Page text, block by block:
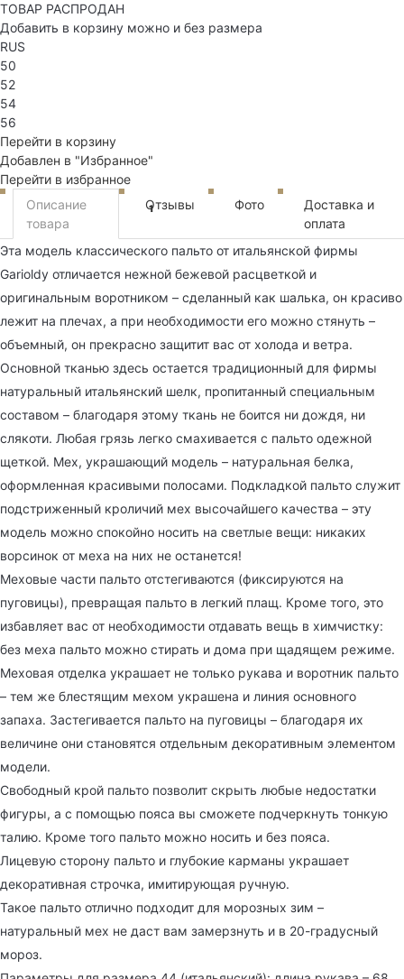
ТОВАР РАСПРОДАН
Добавить в корзину можно и без размера
RUS
50
52
54
56
Перейти в корзину
Добавлен в "Избранное"
Перейти в избранное
Описание
товара
Отзывы
1 Фото
Доставка и
оплата
Эта модель классического пальто от итальянской фирмы
Garioldy отличается нежной бежевой расцветкой и
оригинальным воротником – сделанный как шалька, он красиво
лежит на плечах, а при необходимости его можно стянуть –
объемный, он прекрасно защитит вас от холода и ветра.
Основной тканью здесь остается традиционный для фирмы
натуральный итальянский шелк, пропитанный специальным
составом – благодаря этому ткань не боится ни дождя, ни
слякоти. Любая грязь легко смахивается с пальто одежной
щеткой. Мех, украшающий модель – натуральная белка,
оформленная красивыми полосами. Подкладкой пальто служит
подстриженный кроличий мех высочайшего качества – эту
модель можно спокойно носить на светлые вещи: никаких
ворсинок от меха на них не останется!
Меховые части пальто отстегиваются (фиксируются на
пуговицы), превращая пальто в легкий плащ. Кроме того, это
избавляет вас от необходимости отдавать вещь в химчистку:
без меха пальто можно стирать и дома при щадящем режиме.
Меховая отделка украшает не только рукава и воротник пальто
– тем же блестящим мехом украшена и линия основного
запаха. Застегивается пальто на пуговицы – благодаря их
величине они становятся отдельным декоративным элементом
модели.
Свободный крой пальто позволит скрыть любые недостатки
фигуры, а с помощью пояса вы сможете подчеркнуть тонкую
талию. Кроме того пальто можно носить и без пояса.
Лицевую сторону пальто и глубокие карманы украшает
декоративная строчка, имитирующая ручную.
Такое пальто отлично подходит для морозных зим –
натуральный мех не даст вам замерзнуть и в 20-градусный
мороз.